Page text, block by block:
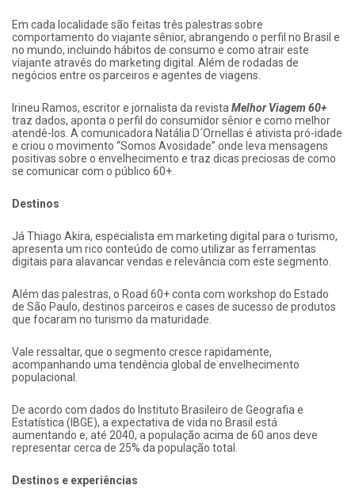
Em cada localidade são feitas três palestras sobre
comportamento do viajante sênior, abrangendo o perfil no Brasil e
no mundo, incluindo hábitos de consumo e como atrair este
viajante através do marketing digital. Além de rodadas de
negócios entre os parceiros e agentes de viagens.
Irineu Ramos, escritor e jornalista da revistaMelhor Viagem 60+
traz dados, aponta o perfil do consumidor sênior e como melhor
atendê-los. A comunicadora Natália D´Ornellas é ativista pró-idade
e criou o movimento “Somos Avosidade” onde leva mensagens
positivas sobre o envelhecimento e traz dicas preciosas de como
se comunicar com o público 60+.
Destinos
Já Thiago Akira, especialista em marketing digital para o turismo,
apresenta um rico conteúdo de como utilizar as ferramentas
digitais para alavancar vendas e relevância com este segmento.
Além das palestras, o Road 60+ conta com workshop do Estado
de São Paulo, destinos parceiros e cases de sucesso de produtos
que focaram no turismo da maturidade.
Vale ressaltar, que o segmento cresce rapidamente,
acompanhando uma tendência global de envelhecimento
populacional.
De acordo com dados do Instituto Brasileiro de Geografia e
Estatística (IBGE), a expectativa de vida no Brasil está
aumentando e, até 2040, a população acima de 60 anos deve
representar cerca de 25% da população total.
Destinos e experiências